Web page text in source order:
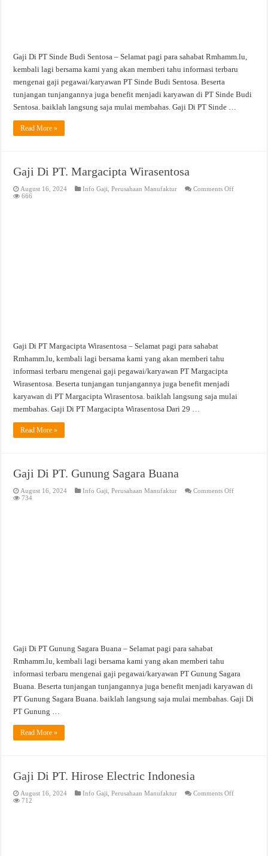
Gaji Di PT Sinde Budi Sentosa – Selamat pagi para sahabat Rmhamm.lu,
kembali lagi bersama kami yang akan memberi tahu informasi terbaru
mengenai gaji pegawai/karyawan PT Sinde Budi Sentosa. Beserta
tunjangan tunjangannya juga benefit menjadi karyawan di PT Sinde Budi
Sentosa. baiklah langsung saja mulai membahas. Gaji Di PT Sinde …
Read More »
Gaji Di PT. Margacipta Wirasentosa
August 16, 2024 Info Gaji ,Perusahaan Manufaktur Comments Offon
666
Gaji Di PT Margacipta Wirasentosa – Selamat pagi para sahabat
Rmhamm.lu, kembali lagi bersama kami yang akan memberi tahu
informasi terbaru mengenai gaji pegawai/karyawan PT Margacipta
Wirasentosa. Beserta tunjangan tunjangannya juga benefit menjadi
karyawan di PT Margacipta Wirasentosa. baiklah langsung saja mulai
membahas. Gaji Di PT Margacipta Wirasentosa Dari 29 …
Read More »
Gaji Di PT. Gunung Sagara Buana
August 16, 2024 Info Gaji ,Perusahaan Manufaktur Comments Offon
734
Gaji Di PT Gunung Sagara Buana – Selamat pagi para sahabat
Rmhamm.lu, kembali lagi bersama kami yang akan memberi tahu
informasi terbaru mengenai gaji pegawai/karyawan PT Gunung Sagara
Buana. Beserta tunjangan tunjangannya juga benefit menjadi karyawan di
PT Gunung Sagara Buana. baiklah langsung saja mulai membahas. Gaji Di
PT Gunung …
Read More »
Gaji Di PT. Hirose Electric Indonesia
August 16, 2024 Info Gaji ,Perusahaan Manufaktur Comments Offon
712